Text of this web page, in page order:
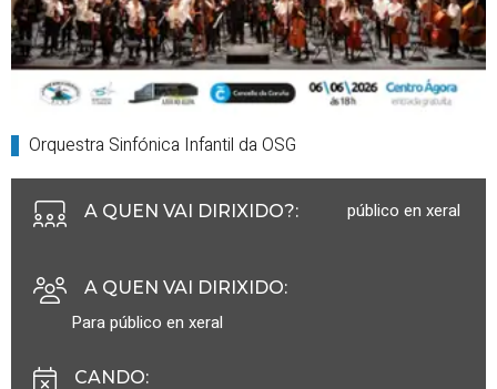
Orquestra Sinfónica Infantil da OSG
A QUEN VAI DIRIXIDO?: público en xeral
A QUEN VAI DIRIXIDO:
Para público en xeral
CANDO: